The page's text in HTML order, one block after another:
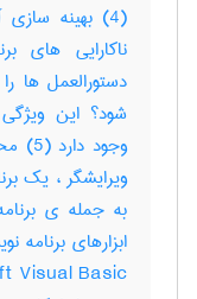
(4) بهینه سازی
ناکارایی های
دستورالعمل ها
شود؟ این ویژگی
ویرایشگر ، یک
به جمله ی
ابزارهای برنامه